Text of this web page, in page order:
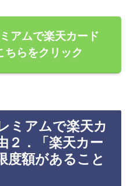
アムで楽天カード
ちらをクリック
ミアムで楽天カ
２．「楽天カー
度額があること